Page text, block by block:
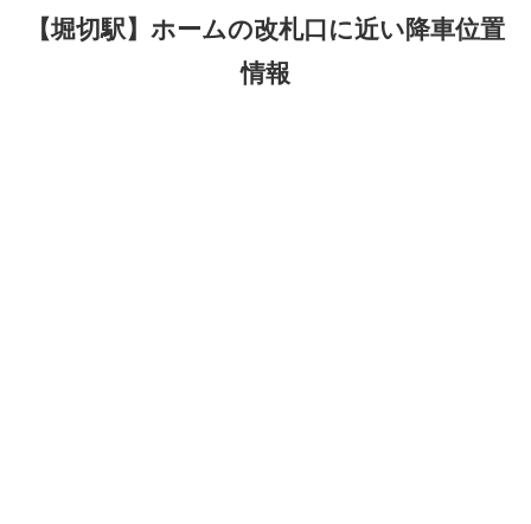
【堀切駅】ホームの改札口に近い降車位置
情報